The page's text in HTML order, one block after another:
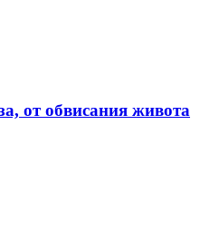
от обвисания живота